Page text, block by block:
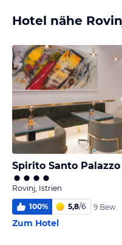
Hotel nähe
Spirito Santo
Rovinj, Istrien
100% 5,8/6 9 Bew.
Zum Hotel